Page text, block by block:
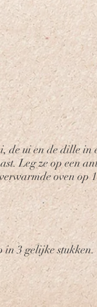
de ui en de dille in
Leg ze op een
oven op
in 3 gelijke